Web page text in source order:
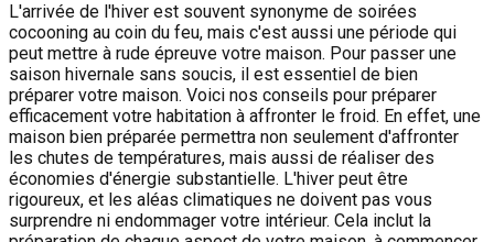
L'arrivée de l'hiver est souvent synonyme de soirées
cocooning au coin du feu, mais c'est aussi une période qui
peut mettre à rude épreuve votre maison. Pour passer une
saison hivernale sans soucis, il est essentiel de bien
préparer votre maison. Voici nos conseils pour préparer
efficacement votre habitation à affronter le froid. En effet, une
maison bien préparée permettra non seulement d'affronter
les chutes de températures, mais aussi de réaliser des
économies d'énergie substantielle. L'hiver peut être
rigoureux, et les aléas climatiques ne doivent pas vous
surprendre ni endommager votre intérieur. Cela inclut la